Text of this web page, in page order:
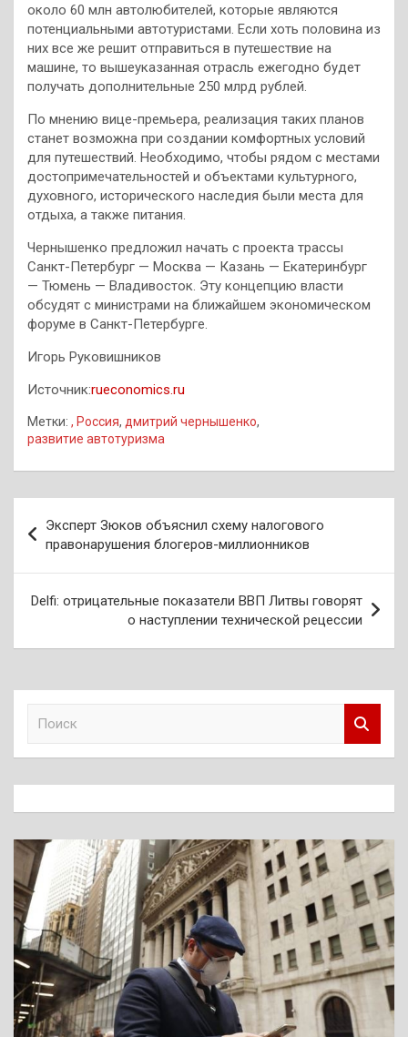
около 60 млн автолюбителей, которые являются
потенциальными автотуристами. Если хоть половина из
них все же решит отправиться в путешествие на
машине, то вышеуказанная отрасль ежегодно будет
получать дополнительные 250 млрд рублей.
По мнению вице-премьера, реализация таких планов
станет возможна при создании комфортных условий
для путешествий. Необходимо, чтобы рядом с местами
достопримечательностей и объектами культурного,
духовного, исторического наследия были места для
отдыха, а также питания.
Чернышенко предложил начать с проекта трассы
Санкт-Петербург — Москва — Казань — Екатеринбург
— Тюмень — Владивосток. Эту концепцию власти
обсудят с министрами на ближайшем экономическом
форуме в Санкт-Петербурге.
Игорь Руковишников
Источник:rueconomics.ru
Метки: , Россия, дмитрий чернышенко,
развитие автотуризма
по
записям
Эксперт Зюков объяснил схему налогового
правонарушения блогеров-миллионников
Delfi: отрицательные показатели ВВП Литвы говорят
о наступлении технической рецессии
к